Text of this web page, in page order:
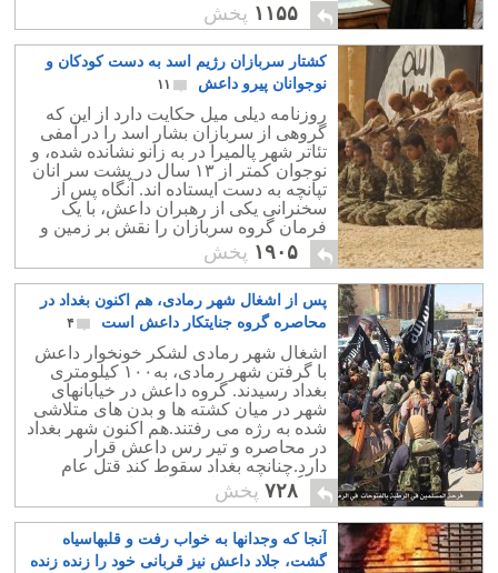
۱۱۵۵ پخش
کشتار سربازان رژیم اسد به دست کودکان و
نوجوانان پیرو داعش
۱۱
روزنامه دیلی میل حکایت دارد از این که
گروهی از سربازان بشار اسد را در آمفی
تئاتر شهر پالمیرا در به زانو نشانده شده، و
نوجوان کمتر از ۱۳ سال در پشت سر انان
تپانچه به دست ایستاده اند. آنگاه پس از
سخنرانی یکی از رهبران داعش، با یک
فرمان گروه سربازان را نقش بر زمین و
در خون خودشان غوطه ور می سازند.
۱۹۰۵ پخش
پس از اشغال شهر رمادی، هم اکنون بغداد در
محاصره گروه جنایتکار داعش است
۴
اشغال شهر رمادی لشکر خونخوار داعش
با گرفتن شهر رمادی، به۱۰۰ کیلومتری
بغداد رسیدند. گروه داعش در خیابانهای
شهر در میان کشته ها و بدن های متلاشی
شده به رژه می رفتند.هم اکنون شهر بغداد
در محاصره و تیر رس داعش قرار
دارد.چنانچه بغداد سقوط کند قتل عام
بزرگی نظیر حمله مغول میان شیعه و
سنی به وجود می آید.
۷۲۸ پخش
آنجا که وجدانها به خواب رفت و قلبهاسیاه
گشت، جلاد داعش نیز قربانی خود را زنده زنده